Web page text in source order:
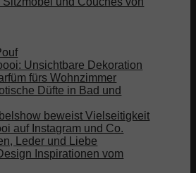
Unsichtbare Dekoration
fürs Wohnzimmer
Düfte in Bad und
beweist Vielseitigkeit
auf Instagram und Co.
Leder und Liebe
Inspirationen vom